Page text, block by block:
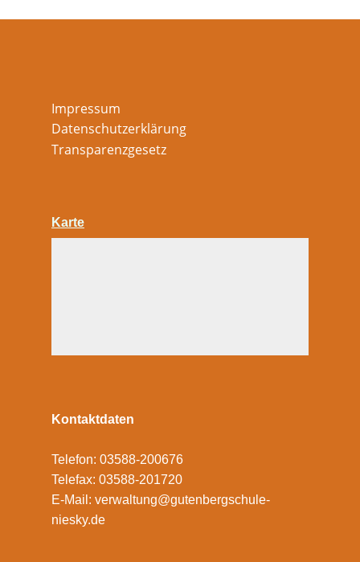
Impressum
Datenschutzerklärung
Transparenzgesetz
Karte
Kontaktdaten
Telefon: 03588-200676
Telefax: 03588-201720
E-Mail: verwaltung@gutenbergschule-
niesky.de